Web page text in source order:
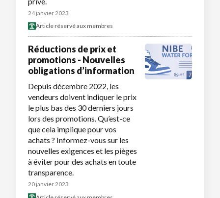
24 janvier 2023
Article réservé aux membres
Réductions de prix et
promotions - Nouvelles
obligations d’information
Depuis décembre 2022, les
vendeurs doivent indiquer le prix
le plus bas des 30 derniers jours
lors des promotions. Qu’est-ce
que cela implique pour vos
achats ? Informez-vous sur les
nouvelles exigences et les pièges
à éviter pour des achats en toute
transparence.
20 janvier 2023